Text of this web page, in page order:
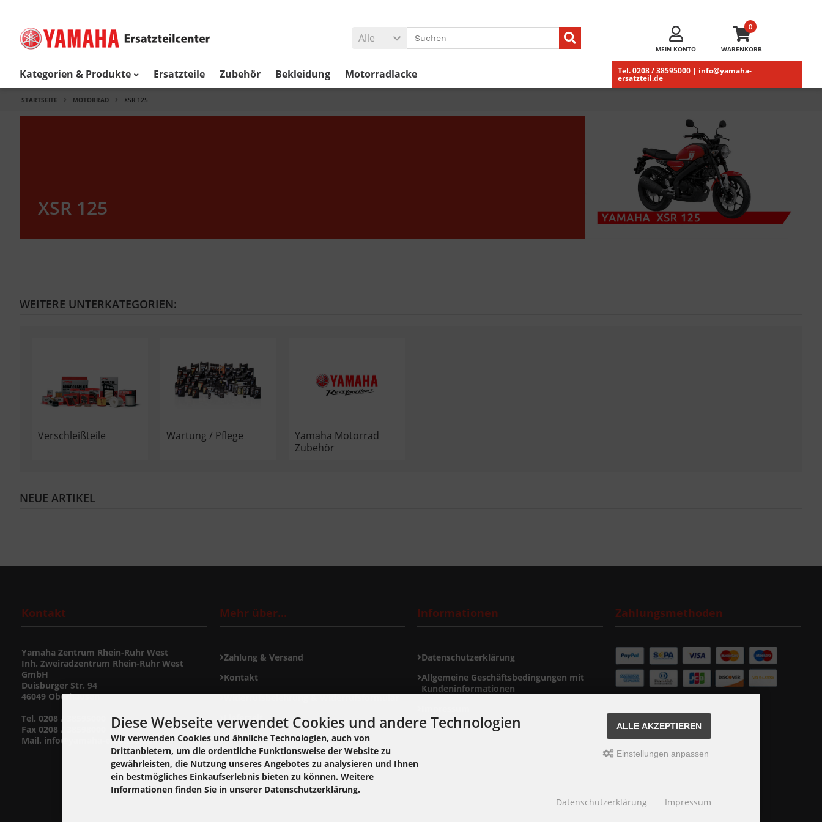
Alle
MEIN KONTO
0
WARENKORB
Kategorien & Produkte Ersatzteile Zubehör Bekleidung Motorradlacke Tel. 0208 / 38595000 | info@yamaha-
ersatzteil.de
STARTSEITE MOTORRAD XSR 125
XSR 125
WEITERE UNTERKATEGORIEN:
Verschleißteile Wartung / Pflege
Yamaha Motorrad
Zubehör
NEUE ARTIKEL
Kontakt
Yamaha Zentrum Rhein-Ruhr West
Inh. Zweiradzentrum Rhein-Ruhr West
GmbH
Duisburger Str. 94
46049 Oberhausen
Tel. 0208 / 38595000
Fax 0208 / 38598000
Mail. info@yamaha-ersatzteil.de
Mehr über...
Zahlung & Versand
Kontakt
Widerrufsbelehrung & Widerrufsformular
Lieferzeit
Widerrufsformular
Cookie Einstellungen
Informationen
Datenschutzerklärung
Allgemeine Geschäftsbedingungen mit
Kundeninformationen
Zahlungsmethoden
Diese Webseite verwendet Cookies und andere Technologien
Wir verwenden Cookies und ähnliche Technologien, auch von
Drittanbietern, um die ordentliche Funktionsweise der Website zu
gewährleisten, die Nutzung unseres Angebotes zu analysieren und Ihnen
ein bestmögliches Einkaufserlebnis bieten zu können. Weitere
Informationen finden Sie in unserer Datenschutzerklärung.
ALLE AKZEPTIEREN
Einstellungen anpassen
Datenschutzerklärung Impressum